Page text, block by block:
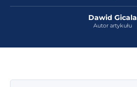
Dawid Gicala
Autor artykułu